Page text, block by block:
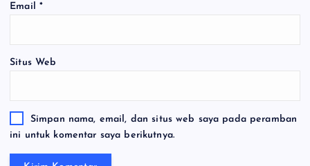
Email *
Situs Web
Simpan nama, email, dan situs web saya pada peramban
ini untuk komentar saya berikutnya.